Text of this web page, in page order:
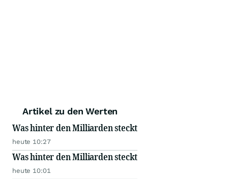
Artikel zu den Werten
Was hinter den Milliarden steckt
heute 10:27
Was hinter den Milliarden steckt
heute 10:01